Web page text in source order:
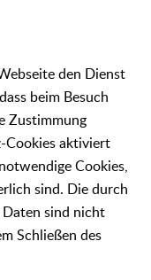
den Dienst
beim Besuch
Zustimmung
Cookies aktiviert
Cookies,
sind. Die durch
Daten sind nicht
Schließen des